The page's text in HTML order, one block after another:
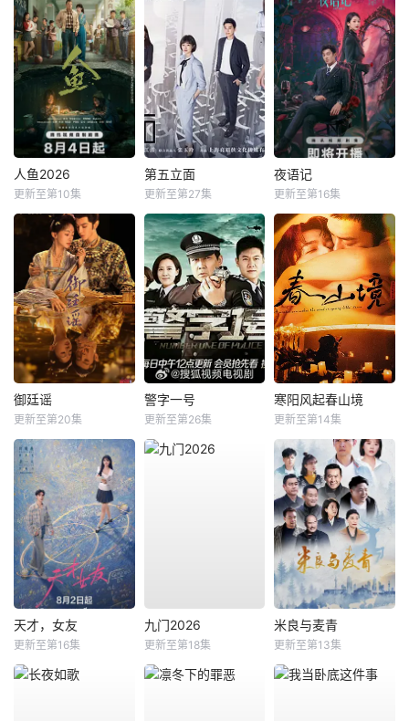
人鱼2026
更新至第10集
第五立面
更新至第27集
夜语记
更新至第16集
御廷谣
更新至第20集
警字一号
更新至第26集
寒阳风起春山境
更新至第14集
天才，女友
更新至第16集
九门2026
更新至第18集
米良与麦青
更新至第13集